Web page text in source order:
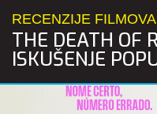
RECENZIJE
THE DEATH OF
ISKUŠENJE